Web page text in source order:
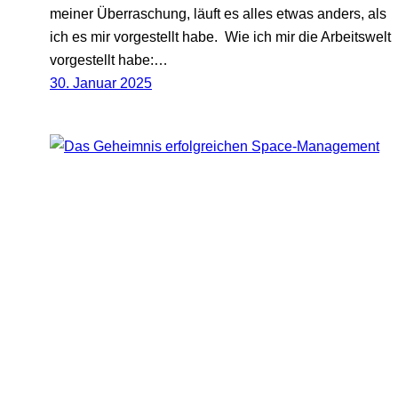
meiner Überraschung, läuft es alles etwas anders, als
ich es mir vorgestellt habe. Wie ich mir die Arbeitswelt
vorgestellt habe:…
30. Januar 2025